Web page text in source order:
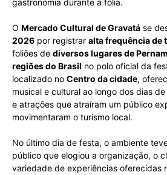
gastronomia durante a folia.
O Mercado Cultural de Gravatá se
2026 por registrar alta frequência de
foliões de diversos lugares de
regiões do Brasil no polo oficial da
localizado no Centro da cidade,
musical e cultural ao longo dos dias
e atrações que atraíram um público
movimentaram o turismo local.
No último dia de festa, o ambiente
público que elogiou a organização, o
variedade de experiências oferecidas